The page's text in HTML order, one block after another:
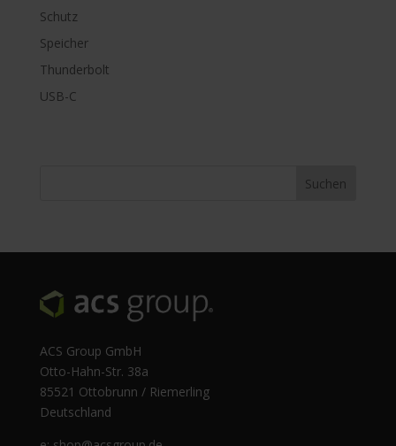
Schutz
Speicher
Thunderbolt
USB-C
ACS Group GmbH
Otto-Hahn-Str. 38a
85521 Ottobrunn / Riemerling
Deutschland